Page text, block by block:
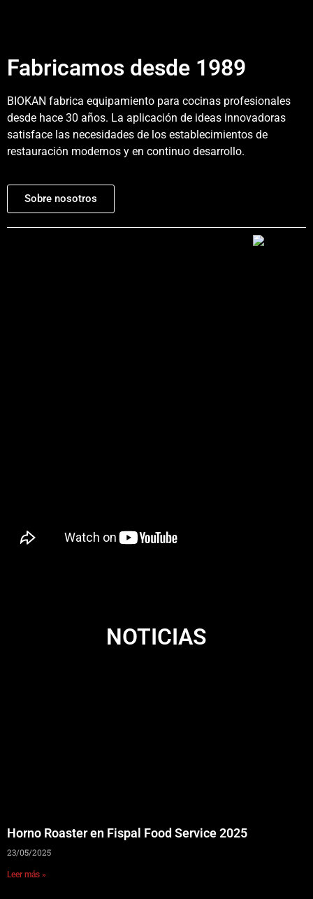
Fabricamos desde 1989
BIOKAN fabrica equipamiento para cocinas profesionales
desde hace 30 años. La aplicación de ideas innovadoras
satisface las necesidades de los establecimientos de
restauración modernos y en continuo desarrollo.
Sobre nosotros
NOTICIAS
Horno Roaster en Fispal Food Service 2025
23/05/2025
Leer más »